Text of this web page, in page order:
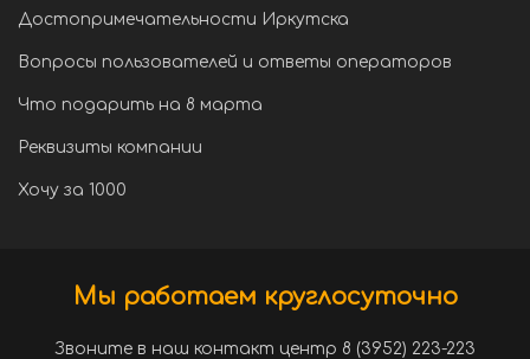
Достопримечательности Иркутска
Вопросы пользователей и ответы операторов
Что подарить на 8 марта
Реквизиты компании
Хочу за 1000
Мы работаем круглосуточно
Звоните в наш контакт центр 8 (3952) 223-223